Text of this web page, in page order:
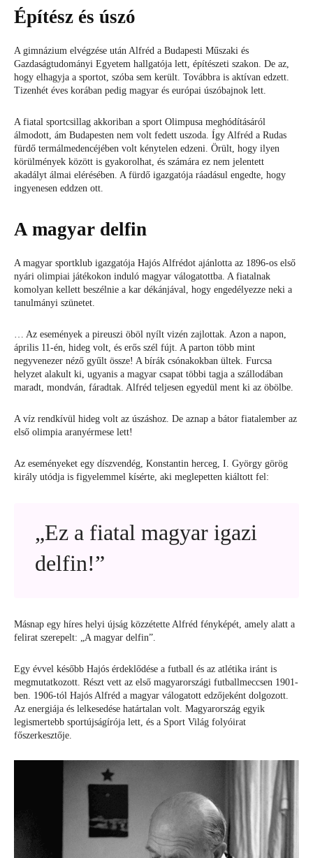
Építész és úszó
A gimnázium elvégzése után Alfréd a Budapesti Műszaki és
Gazdaságtudományi Egyetem hallgatója lett, építészeti szakon. De az,
hogy elhagyja a sportot, szóba sem került. Továbbra is aktívan edzett.
Tizenhét éves korában pedig magyar és európai úszóbajnok lett.
A fiatal sportcsillag akkoriban a sport Olimpusa meghódításáról
álmodott, ám Budapesten nem volt fedett uszoda. Így Alfréd a Rudas
fürdő termálmedencéjében volt kénytelen edzeni. Örült, hogy ilyen
körülmények között is gyakorolhat, és számára ez nem jelentett
akadályt álmai elérésében. A fürdő igazgatója ráadásul engedte, hogy
ingyenesen eddzen ott.
A magyar delfin
A magyar sportklub igazgatója Hajós Alfrédot ajánlotta az 1896-os első
nyári olimpiai játékokon induló magyar válogatottba. A fiatalnak
komolyan kellett beszélnie a kar dékánjával, hogy engedélyezze neki a
tanulmányi szünetet.
… Az események a pireuszi öböl nyílt vizén zajlottak. Azon a napon,
április 11-én, hideg volt, és erős szél fújt. A parton több mint
negyvenezer néző gyűlt össze! A bírák csónakokban ültek. Furcsa
helyzet alakult ki, ugyanis a magyar csapat többi tagja a szállodában
maradt, mondván, fáradtak. Alfréd teljesen egyedül ment ki az öbölbe.
A víz rendkívül hideg volt az úszáshoz. De aznap a bátor fiatalember az
első olimpia aranyérmese lett!
Az eseményeket egy díszvendég, Konstantin herceg, I. György görög
király utódja is figyelemmel kísérte, aki meglepetten kiáltott fel:
„Ez a fiatal magyar igazi
delfin!”
Másnap egy híres helyi újság közzétette Alfréd fényképét, amely alatt a
felirat szerepelt: „A magyar delfin”.
Egy évvel később Hajós érdeklődése a futball és az atlétika iránt is
megmutatkozott. Részt vett az első magyarországi futballmeccsen 1901-
ben. 1906-tól Hajós Alfréd a magyar válogatott edzőjeként dolgozott.
Az energiája és lelkesedése határtalan volt. Magyarország egyik
legismertebb sportújságírója lett, és a Sport Világ folyóirat
főszerkesztője.